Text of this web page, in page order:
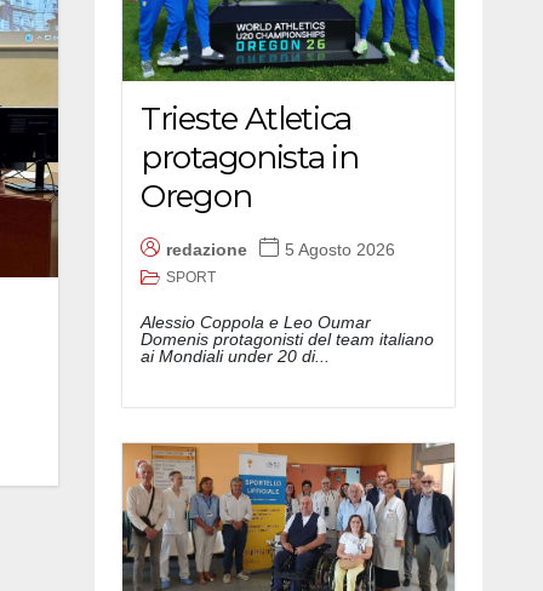
Trieste Atletica
protagonista in
Oregon
redazione 5 Agosto 2026
SPORT
Alessio Coppola e Leo Oumar
Domenis protagonisti del team italiano
ai Mondiali under 20 di...